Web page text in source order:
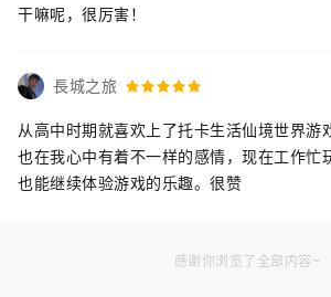
干嘛呢，很厉害！
長城之旅
从高中时期就喜欢上了托卡生活仙境世界游
也在我心中有着不一样的感情，现在工作忙
也能继续体验游戏的乐趣。很赞
感谢你浏览了全部内容~